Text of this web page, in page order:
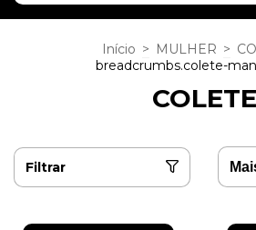
Início > MULHER >
breadcrumbs.colete-
COLETE
Filtrar